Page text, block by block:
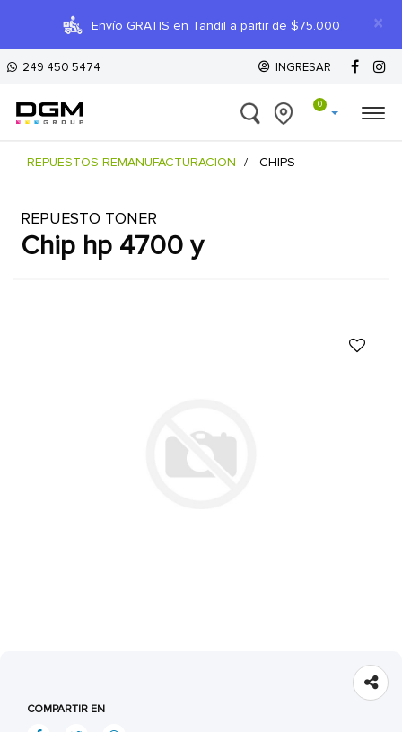
×
Envío GRATIS en Tandil a partir de $75.000
249 450 5474 INGRESAR
0
REPUESTOS REMANUFACTURACION CHIPS
REPUESTO TONER
chip hp 4700 y
COMPARTIR EN